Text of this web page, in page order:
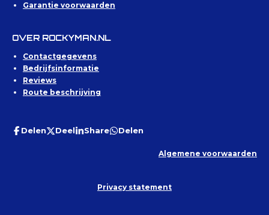
Garantie voorwaarden
OVER ROCKYMAN.NL
Contactgegevens
Bedrijfsinformatie
Reviews
Route beschrijving
Delen Deel Share Delen
Algemene voorwaarden
Privacy statement